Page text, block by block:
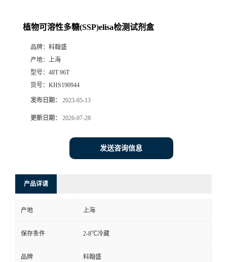
植物可溶性多糖(SSP)elisa检测试剂盒
品牌： 科翰盛
产地： 上海
型号： 48T 96T
货号： KHS190944
发布日期： 2023-05-13
更新日期： 2026-07-28
发送咨询信息
产品详请
产地 上海
保存条件 2-8℃冷藏
品牌 科翰盛